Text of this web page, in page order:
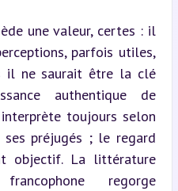
une valeur, certes : il
parfois utiles,
il ne saurait être la clé
authentique de
interprète toujours selon
ses préjugés ; le regard
objectif. La littérature
regorge